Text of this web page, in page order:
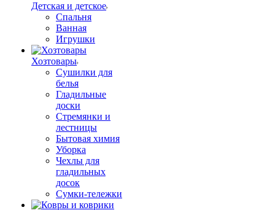
Детская и детское
Спальня
Ванная
Игрушки
Хозтовары
Сушилки для
белья
Гладильные
доски
Стремянки и
лестницы
Бытовая химия
Уборка
Чехлы для
гладильных
досок
Сумки-тележки